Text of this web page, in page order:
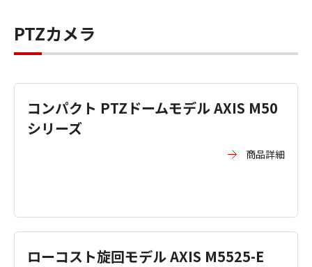
PTZカメラ
コンパクト PTZドームモデル AXIS M50
シリーズ
商品詳細
ローコスト旋回モデル AXIS M5525-E